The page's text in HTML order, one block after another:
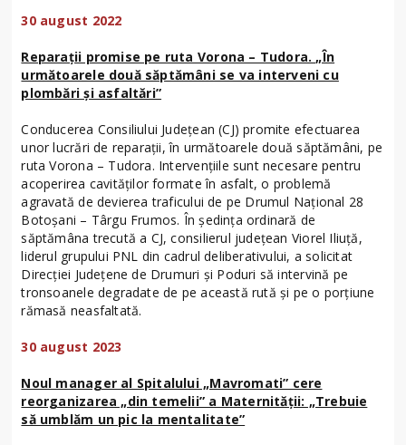
30 august 2022
Reparații promise pe ruta Vorona – Tudora. „În
următoarele două săptămâni se va interveni cu
plombări și asfaltări”
Conducerea Consiliului Județean (CJ) promite efectuarea
unor lucrări de reparații, în următoarele două săptămâni, pe
ruta Vorona – Tudora. Intervențiile sunt necesare pentru
acoperirea cavităților formate în asfalt, o problemă
agravată de devierea traficului de pe Drumul Național 28
Botoșani – Târgu Frumos. În ședința ordinară de
săptămâna trecută a CJ, consilierul județean Viorel Iliuță,
liderul grupului PNL din cadrul deliberativului, a solicitat
Direcției Județene de Drumuri și Poduri să intervină pe
tronsoanele degradate de pe această rută și pe o porțiune
rămasă neasfaltată.
30 august 2023
Noul manager al Spitalului „Mavromati” cere
reorganizarea „din temelii” a Maternității: „Trebuie
să umblăm un pic la mentalitate”